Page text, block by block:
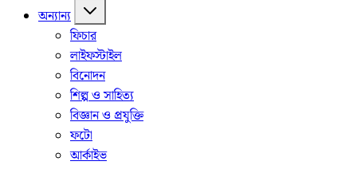
অন্যান্য
ফিচার
লাইফস্টাইল
বিনোদন
শিল্প ও সাহিত্য
বিজ্ঞান ও প্রযুক্তি
ফটো
আর্কাইভ